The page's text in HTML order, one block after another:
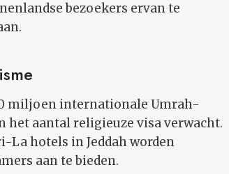
bezoekers ervan te
miljoen internationale Umrah-
het aantal religieuze visa verwacht.
La hotels in Jeddah worden
aan te bieden.